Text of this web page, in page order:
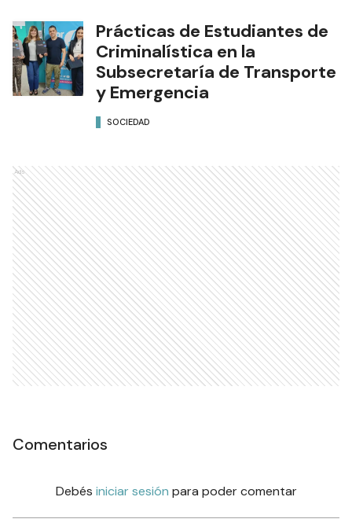
SOCIEDAD
Prácticas de Estudiantes de
Criminalística en la
Subsecretaría de Transporte
SOCIEDAD
Ads